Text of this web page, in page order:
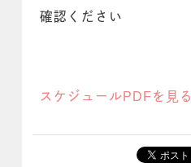
確認ください
スケジュールPDFを見る